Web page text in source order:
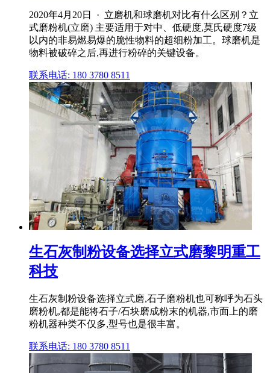
2020年4月20日 · 立磨机和球磨机对比有什么区别？立
式磨粉机(立磨) 主要适用于对中、低硬度,莫氏硬度7级
以内的非易燃易爆的脆性物料的超细粉加工。球磨机是
物料被破碎之后,再进行粉碎的关键设备。
联系电话: 180 3780 8511
生石灰制粉设备选择立式磨黎明重工
科技
生石灰制粉设备选择立式磨,石子磨粉机也可称呼为石头
磨粉机,都是能将石子/石块磨成粉末的机器,市面上的磨
粉机器种类不仅多,型号也是很丰富。
联系电话: 180 3780 8511